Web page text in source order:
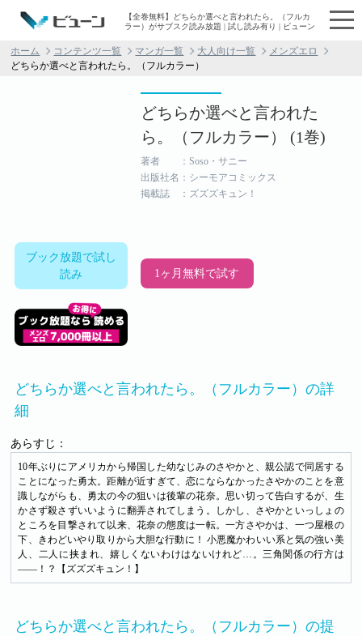
【全巻無料】どちらか選べと言われたら。（フルカ
ラー）がサブスク読み放題 | 試し読み有り | ビューン
ホーム コンテンツ一覧 マンガ一覧 大人向け一覧
メンズエロ
どちらか選べと言われたら。（フルカラー）
ブック放題で試し
読み
どちらか選べと言われた
ら。（フルカラー） (1巻)
著者 ：Soso・サニー
出版社名：シーモアコミックス
掲載誌 ：ズズズキュン！
1ヶ月無料で試す
どちらか選べと言われたら。（フルカラー）の詳
細
あらすじ：
10年ぶりにアメリカから帰国した幼なじみのさやかと、親公認で同居する
ことになった勇太。距離が近すぎて、恋にならなかったさやかのことを意
識しながらも、勇太の今の狙いは後輩の花奈。思い切って告白するが、生
かさず殺さずいいように翻弄されてしまう。しかし、さやかといっしょの
ところを目撃されて以来、花奈の態度は一転。一方さやかは、一つ屋根の
下、きわどいやり取りから大胆な行動に！ 小悪魔かわいい系と気の強い美
人、二人に挟まれ、嬉しくないわけはないけれど…。三角関係の行方は
――！？【ズズズキュン！】
どちらか選べと言われたら。（フルカラー）の提